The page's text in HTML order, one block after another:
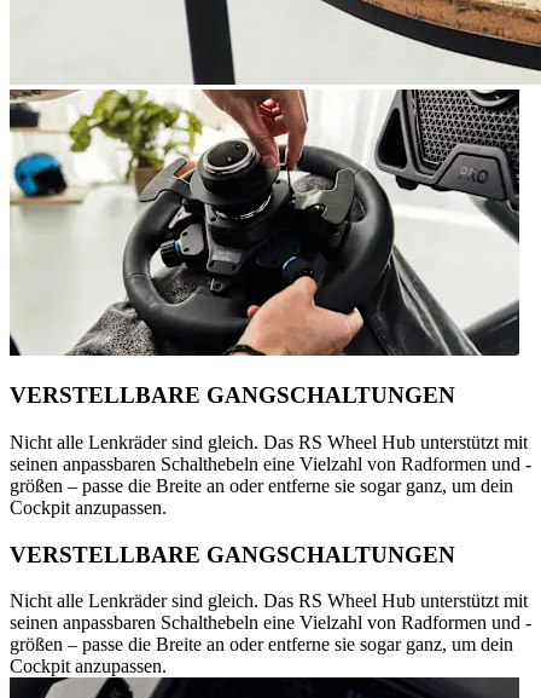
VERSTELLBARE GANGSCHALTUNGEN
Nicht alle Lenkräder sind gleich. Das RS Wheel Hub unterstützt mit
seinen anpassbaren Schalthebeln eine Vielzahl von Radformen und -
größen – passe die Breite an oder entferne sie sogar ganz, um dein
Cockpit anzupassen.
VERSTELLBARE GANGSCHALTUNGEN
Nicht alle Lenkräder sind gleich. Das RS Wheel Hub unterstützt mit
seinen anpassbaren Schalthebeln eine Vielzahl von Radformen und -
größen – passe die Breite an oder entferne sie sogar ganz, um dein
Cockpit anzupassen.